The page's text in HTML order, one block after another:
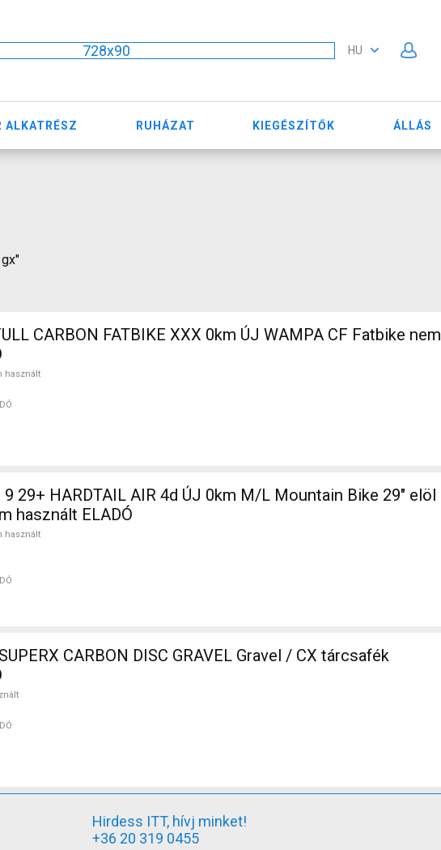
728x90 HU
ALKATRÉSZ RUHÁZAT KIEGÉSZÍTŐK ÁLLÁS
CARBON FATBIKE XXX 0km ÚJ WAMPA CF Fatbike nem
használt
9 29+ HARDTAIL AIR 4d ÚJ 0km M/L Mountain Bike 29" elöl
használt ELADÓ
használt
CARBON DISC GRAVEL Gravel / CX tárcsafék
Hirdess ITT, hívj minket!
+36 20 319 0455